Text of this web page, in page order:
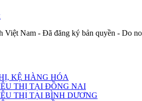
Việt Nam - Đã đăng ký bản quyền - Do
KỆ HÀNG HÓA
THỊ TẠI ĐỒNG NAI
THỊ TẠI BÌNH DƯƠNG